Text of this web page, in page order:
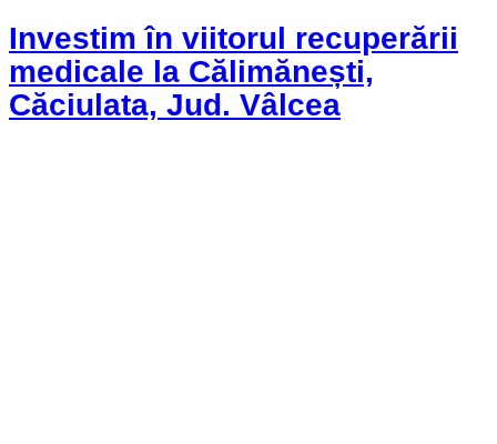
Investim în viitorul recuperării
medicale la Călimănești,
Căciulata, Jud. Vâlcea